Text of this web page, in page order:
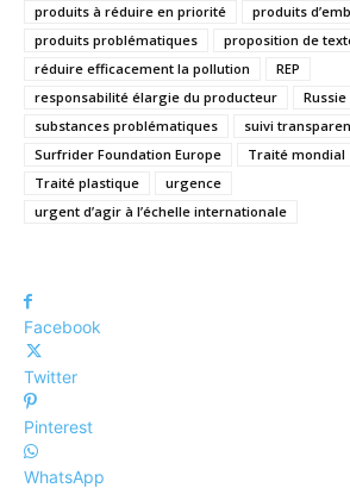
produits à réduire en priorité
produits
produits problématiques
proposition de
réduire efficacement la pollution
REP
responsabilité élargie du producteur
Russie
substances problématiques
suivi
Surfrider Foundation Europe
Traité mondial
Traité plastique
urgence
urgent d’agir à l’échelle internationale
Facebook
Twitter
Pinterest
WhatsApp